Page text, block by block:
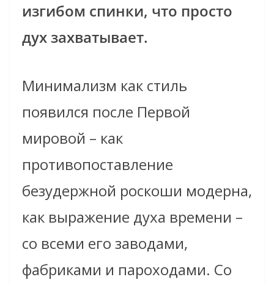
изгибом спинки, что просто
дух захватывает.
Минимализм как стиль
появился после Первой
мировой – как
противопоставление
безудержной роскоши модерна,
как выражение духа времени –
со всеми его заводами,
фабриками и пароходами. Со